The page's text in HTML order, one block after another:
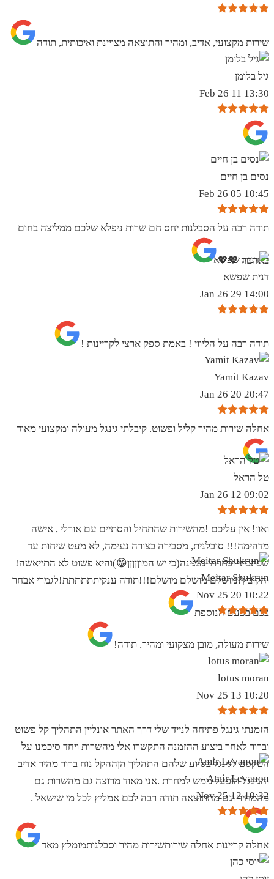
שירות מקצועי, אדיב, ומהיר והתוצאה מצויינת ואיכותית, תודה
גיל בלומן
13:30 11 Feb 26
נסים בן חיים
10:45 05 Feb 26
תודה רבה על הסבלנות יחס חם שרות ניפלא שלכם ממליצה בחום
באהבה 💖💖
דנית שפשא
14:00 29 Jan 26
תודה רבה על הליווי ! באמת ספק ארצי לקריינות !
Yamit Kazav
20:47 20 Jan 26
אחלה שירות מהיר קליל ופשוט. קיבלתי גינגל מעולה ומקצועי מאוד
טל הראל
09:02 12 Jan 26
ואוו! אין עליכם !מהשירות שהתחיל והסתיים עם אורלי , אישה
מדהימה!!! סובלנית, מסבירה בצורה נעימה, לא מעט שיחות עד
שכתבתי ובחרתי מנגינה(כי יש המוןןןןן😁)והיא פשוט לא התייאשה!
והקובץ?מושלם מושלם מושלם!!!תודה ענקיתתתתתת!לגמרי אבחר
בכם בפעם הנוספת
Meitar Shukrun
10:22 20 Nov 25
שירות מעולה, מובן מצקועי ומהיר. תודה!
lotus moran
10:20 13 Nov 25
הזמנתי גינגל פתיחה לנייד שלי דרך האתר אונליין התהליך קל פשוט
וברור לאחר ביצוע ההזמנה התקשרו אלי מהשרות ויחד סיכמנו על
הטקסט לגינגל בסיוע שלהם התהליך הןההקל נוח ברור מהיר אדיב
והגינגל הופעל ממש למחרת .אני מאוד מרוצה גם מהשרות גם
מהמחיר וגם מהתוצאה תודה רבה לכם אמליץ לכל מי שישאל .
Amir Levanon
10:32 12 Nov 25
אחלה קריינות אחלה שירותשירות מהיר וסבלנותמומלץ מאד